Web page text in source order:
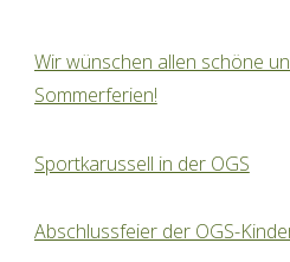
Wir wünschen allen schöne
Sommerferien!
Sportkarussell in der OGS
Abschlussfeier der OGS-